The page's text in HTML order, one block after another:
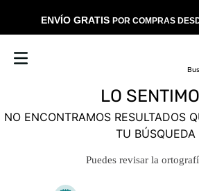
ENVÍO GRATIS POR COMPRAS
LO
NO ENCONTRAMOS RESULTADOS
TU BÚSQUEDA
Puedes revisar la